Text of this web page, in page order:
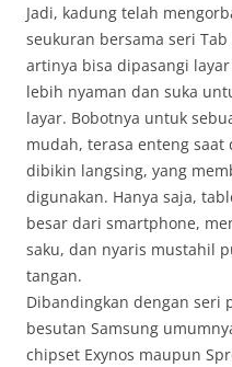
Jadi, kadung telah
seukuran bersama seri
artinya bisa dipasangi
lebih nyaman dan suka
layar. Bobotnya untuk
mudah, terasa enteng
dibikin langsing, yang
digunakan. Hanya saja,
besar dari smartphone,
saku, dan nyaris mustahil
tangan.
Dibandingkan dengan seri
besutan Samsung
chipset Exynos maupun